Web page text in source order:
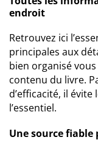
endroit
Retrouvez ici
principales aux
bien organisé
contenu du livre.
d’efficacité, il
l’essentiel.
Une source fiable